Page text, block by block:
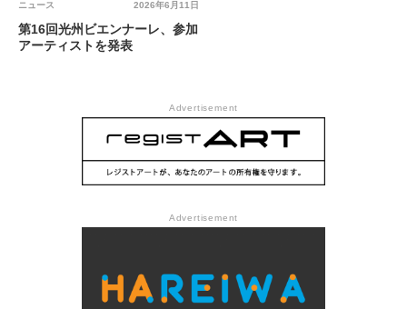
2026年6月11日
ニュース
第16回光州ビエンナーレ、参加
アーティストを発表
Advertisement
Advertisement